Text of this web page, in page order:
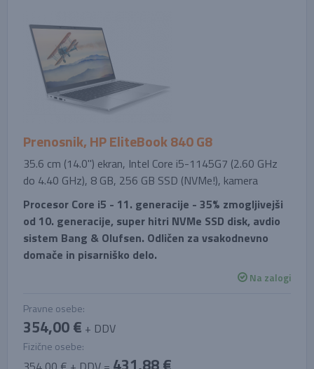
Prenosnik, HP EliteBook 840 G8
35.6 cm (14.0'') ekran, Intel Core i5-1145G7 (2.60 GHz
do 4.40 GHz), 8 GB, 256 GB SSD (NVMe!), kamera
Procesor Core i5 - 11. generacije - 35% zmogljivejši
od 10. generacije, super hitri NVMe SSD disk, avdio
sistem Bang & Olufsen. Odličen za vsakodnevno
domače in pisarniško delo.
Na zalogi
Pravne osebe:
354,00 € + DDV
Fizične osebe: